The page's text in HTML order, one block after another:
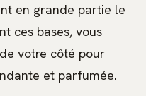
en grande partie le
ces bases, vous
votre côté pour
et parfumée.